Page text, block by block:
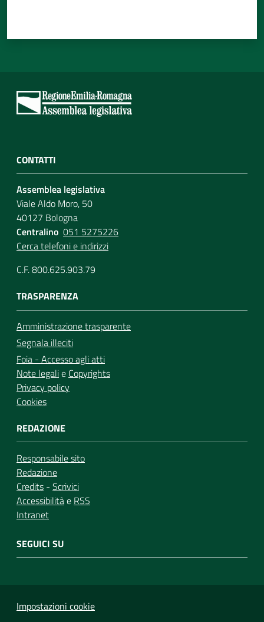
CONTATTI
Assemblea legislativa
Viale Aldo Moro, 50
40127 Bologna
Centralino 051 5275226
Cerca telefoni e indirizzi
C.F. 800.625.903.79
TRASPARENZA
Amministrazione trasparente
Segnala illeciti
Foia - Accesso agli atti
Note legalie Copyrights
Privacy policy
Cookies
REDAZIONE
Responsabile sito
Redazione
Credits - Scrivici
Accessibilitàe RSS
Intranet
SEGUICI SU
Impostazioni cookie